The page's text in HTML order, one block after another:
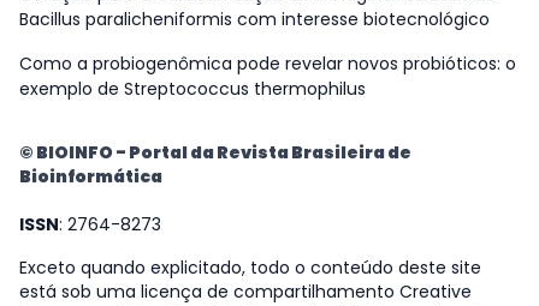
Bacillus paralicheniformis com interesse biotecnológico
Como a probiogenômica pode revelar novos probióticos: o
exemplo de Streptococcus thermophilus
© BIOINFO - Portal da Revista Brasileira de
Bioinformática
ISSN: 2764-8273
Exceto quando explicitado, todo o conteúdo deste site
está sob uma licença de compartilhamento Creative